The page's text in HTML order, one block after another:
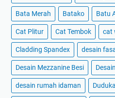
Bata Merah Batako Batu
Cat Plitur Cat Tembok cat
Cladding Spandex desain
Desain Mezzanine Besi
desain rumah idaman